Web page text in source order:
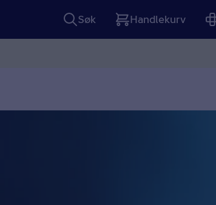
Søk
Handlekurv